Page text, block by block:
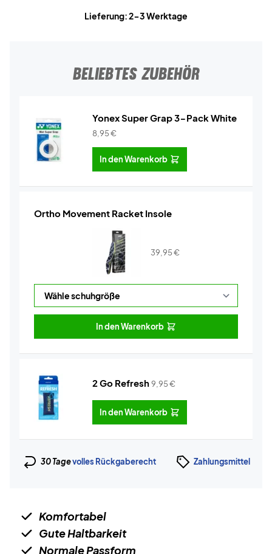
Lieferung: 2-3 Werktage
BELIEBTES ZUBEHÖR
Yonex Super Grap 3-Pack White
8,95€
In den Warenkorb
Ortho Movement Racket Insole
39,95€
In den Warenkorb
2 Go Refresh9,95€
In den Warenkorb
30 Tagevolles Rückgaberecht Zahlungsmittel
Komfortabel
Gute Haltbarkeit
Normale Passform